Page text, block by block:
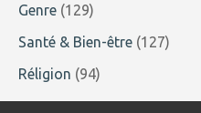
Genre (129)
Santé & Bien-être (127)
Réligion (94)